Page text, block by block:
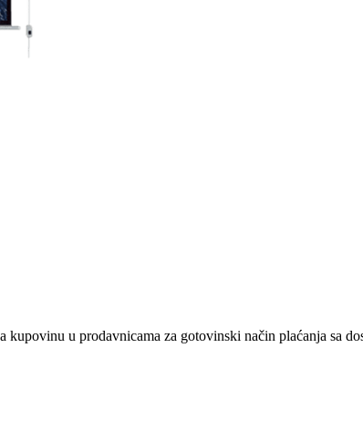
u prodavnicama za gotovinski način plaćanja sa